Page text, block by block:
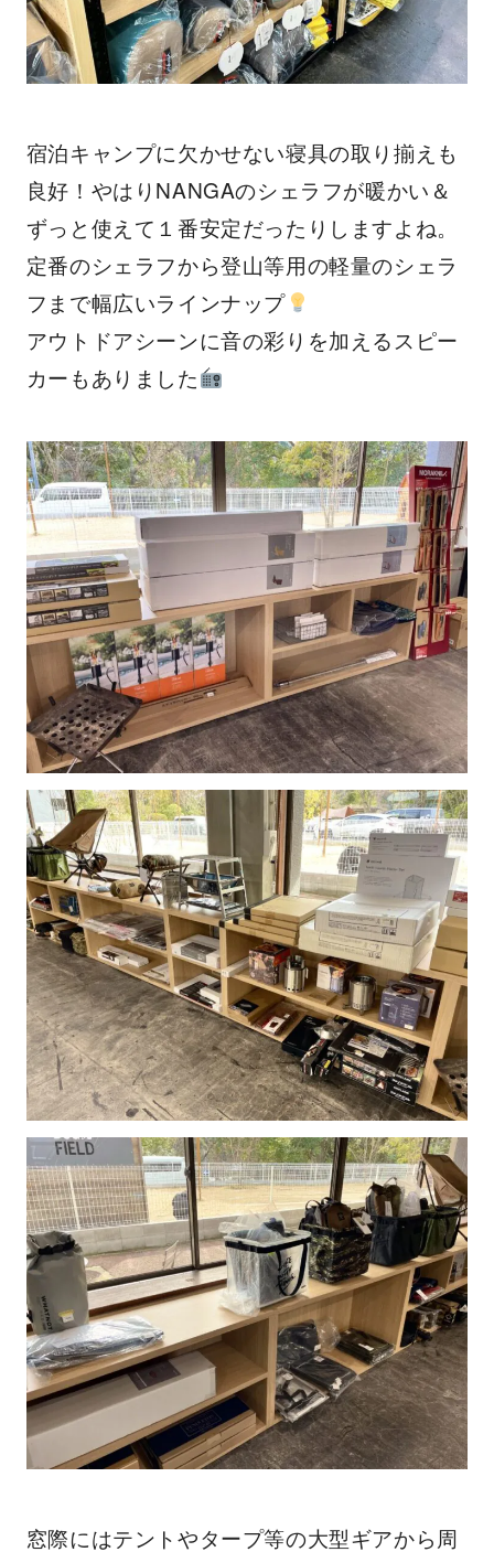
宿泊キャンプに欠かせない寝具の取り揃えも
良好！やはりNANGAのシェラフが暖かい＆
ずっと使えて１番安定だったりしますよね。
定番のシェラフから登山等用の軽量のシェラ
フまで幅広いラインナップ
アウトドアシーンに音の彩りを加えるスピー
カーもありました
窓際にはテントやタープ等の大型ギアから周